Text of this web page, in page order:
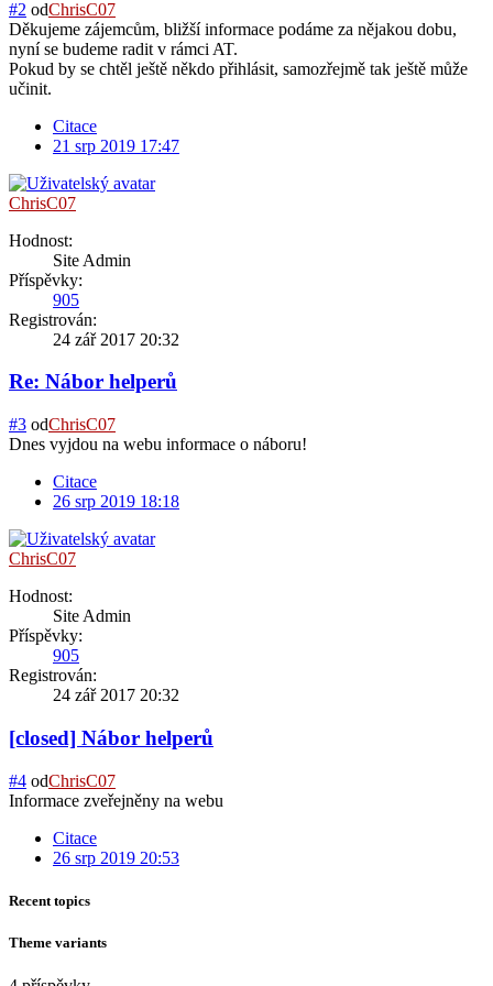
#2 odChrisC07
Děkujeme zájemcům, bližší informace podáme za nějakou dobu,
nyní se budeme radit v rámci AT.
Pokud by se chtěl ještě někdo přihlásit, samozřejmě tak ještě může
učinit.
Citace
21 srp 2019 17:47
ChrisC07
Hodnost:
Site Admin
Příspěvky:
905
Registrován:
24 zář 2017 20:32
Re: Nábor helperů
#3 odChrisC07
Dnes vyjdou na webu informace o náboru!
Citace
26 srp 2019 18:18
ChrisC07
Hodnost:
Site Admin
Příspěvky:
905
Registrován:
24 zář 2017 20:32
[closed] Nábor helperů
#4 odChrisC07
Informace zveřejněny na webu
Citace
26 srp 2019 20:53
Recent topics
Theme variants